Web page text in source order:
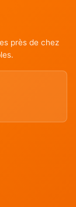
près de chez